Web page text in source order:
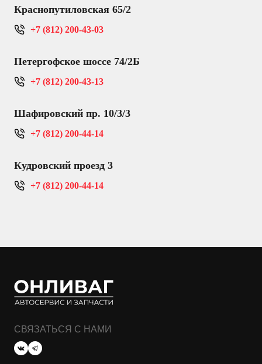
Краснопутиловская 65/2
+7 (812) 200-43-03
Петергофское шоссе 74/2Б
+7 (812) 200-43-13
Шафировский пр. 10/3/3
+7 (812) 200-44-14
Кудровский проезд 3
+7 (812) 200-44-14
СВЯЗАТЬСЯ С НАМИ